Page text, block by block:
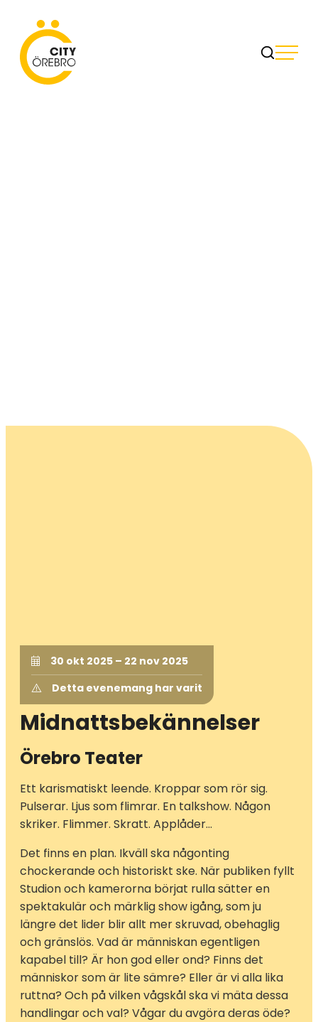
content
City Örebro
30 okt 2025 – 22 nov 2025
Detta evenemang har varit
Midnattsbekännelser
Örebro Teater
Ett karismatiskt leende. Kroppar som rör sig.
Pulserar. Ljus som flimrar. En talkshow. Någon
skriker. Flimmer. Skratt. Applåder…
Det finns en plan. Ikväll ska någonting
chockerande och historiskt ske. När publiken fyllt
Studion och kamerorna börjat rulla sätter en
spektakulär och märklig show igång, som ju
längre det lider blir allt mer skruvad, obehaglig
och gränslös. Vad är människan egentligen
kapabel till? Är hon god eller ond? Finns det
människor som är lite sämre? Eller är vi alla lika
ruttna? Och på vilken vågskål ska vi mäta dessa
handlingar och val? Vågar du avgöra deras öde?